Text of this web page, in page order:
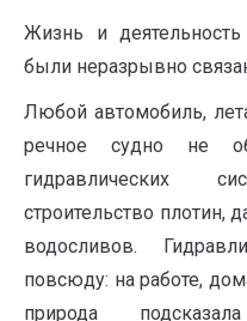
Жизнь и
были неразрывно
Любой автомобиль,
речное судно не
гидравлических
строительство плотин,
водосливов.
повсюду: на работе,
природа